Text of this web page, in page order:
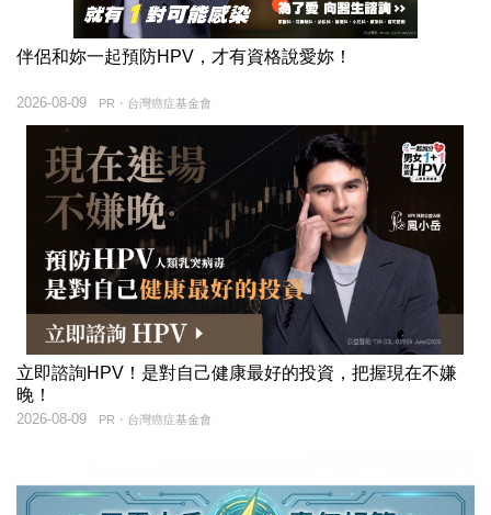
伴侶和妳一起預防HPV，才有資格說愛妳！
PR・台灣癌症基金會
2026-08-09
立即諮詢HPV！是對自己健康最好的投資，把握現在不嫌
晚！
PR・台灣癌症基金會
2026-08-09